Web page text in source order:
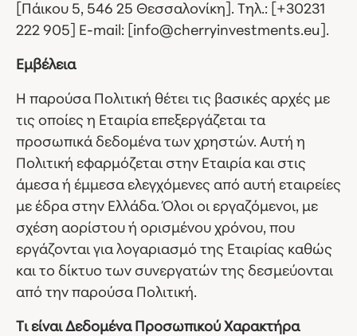
[Πάικου 5, 546 25 Θεσσαλονίκη]. Τηλ.: [+30231
222 905] E-mail: [info@cherryinvestments.eu].
Εμβέλεια
Η παρούσα Πολιτική θέτει τις βασικές αρχές με
τις οποίες η Εταιρία επεξεργάζεται τα
προσωπικά δεδομένα των χρηστών. Αυτή η
Πολιτική εφαρμόζεται στην Εταιρία και στις
άμεσα ή έμμεσα ελεγχόμενες από αυτή εταιρείες
με έδρα στην Ελλάδα. Όλοι οι εργαζόμενοι, με
σχέση αορίστου ή ορισμένου χρόνου, που
εργάζονται για λογαριασμό της Εταιρίας καθώς
και το δίκτυο των συνεργατών της δεσμεύονται
από την παρούσα Πολιτική.
Τι είναι Δεδομένα Προσωπικού Χαρακτήρα